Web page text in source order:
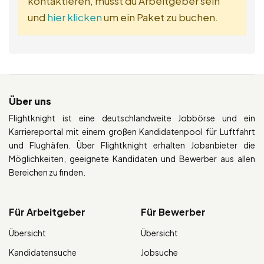
und hier klickenum ein Paket zu buchen.
Über uns
Flightknight ist eine deutschlandweite Jobbörse und ein
Karriereportal mit einem großen Kandidatenpool für Luftfahrt
und Flughäfen. Über Flightknight erhalten Jobanbieter die
Möglichkeiten, geeignete Kandidaten und Bewerber aus allen
Bereichen zu finden.
Für Arbeitgeber
Übersicht
Kandidatensuche
Für Bewerber
Übersicht
Jobsuche